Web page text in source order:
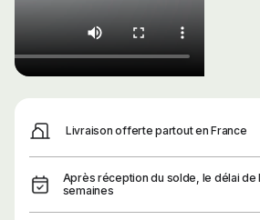
Livraison offerte partout en France
Après réception du solde, le délai de
semaines